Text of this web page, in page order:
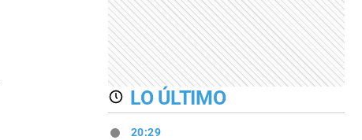
LO ÚLTIMO
20:29